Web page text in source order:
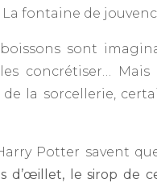
La fontaine de
sont
concrétiser…
la sorcellerie,
Potter savent
d’œillet, le sirop de